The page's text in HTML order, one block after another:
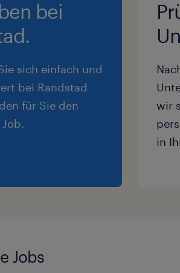
bei
sich einfach und
bei Randstad
für Sie den
wir
in
Jobs